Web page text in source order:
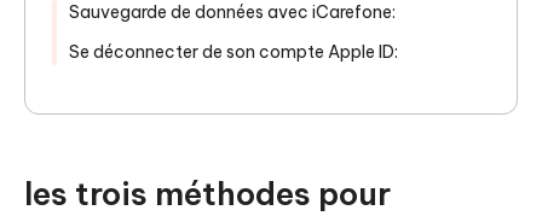
Sauvegarde de données avec iCarefone:
Se déconnecter de son compte Apple ID:
les trois méthodes pour